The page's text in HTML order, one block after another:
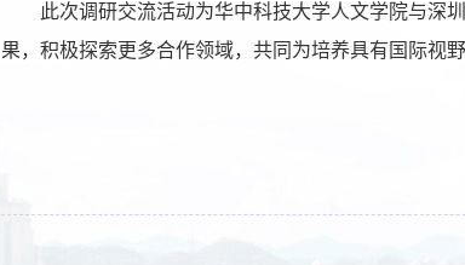
此次调研交流活动为华中科技大学人文学院与深
果，积极探索更多合作领域，共同为培养具有国际视